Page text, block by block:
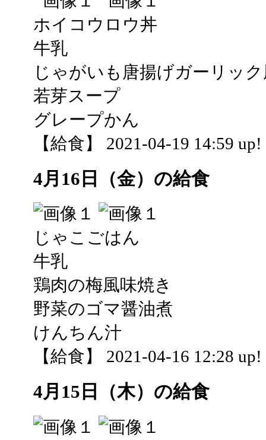
ホイコウロウ丼
牛乳
じゃがいも唐揚げガーリッ
若芽スープ
グレープかん
【給食】 2021-04-19 14:59 up!
4月16日（金）の給食
じゃこごはん
牛乳
鶏肉の梅風味焼き
野菜のゴマ醤油煮
けんちん汁
【給食】 2021-04-16 12:28 up!
4月15日（木）の給食